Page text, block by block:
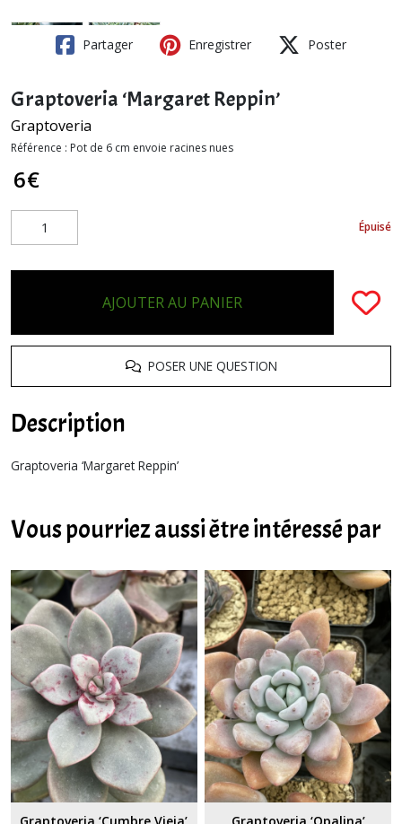
Partager Enregistrer Poster
Graptoveria ‘Margaret Reppin’
Graptoveria
Référence : Pot de 6 cm envoie racines nues
6€
Épuisé
AJOUTER AU PANIER
POSER UNE QUESTION
Description
Graptoveria ‘Margaret Reppin’
Vous pourriez aussi être intéressé par